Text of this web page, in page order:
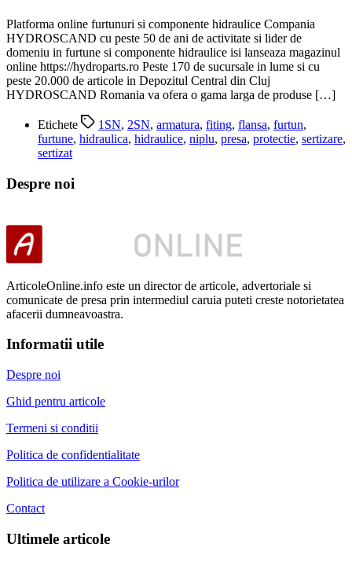
Platforma online furtunuri si componente hidraulice Compania
HYDROSCAND cu peste 50 de ani de activitate si lider de
domeniu in furtune si componente hidraulice isi lanseaza magazinul
online https://hydroparts.ro Peste 170 de sucursale in lume si cu
peste 20.000 de articole in Depozitul Central din Cluj
HYDROSCAND Romania va ofera o gama larga de produse […]
Etichete 1SN, 2SN, armatura, fiting, flansa, furtun,
furtune, hidraulica, hidraulice, niplu, presa, protectie, sertizare,
sertizat
Despre noi
ArticoleOnline.info este un director de articole, advertoriale si
comunicate de presa prin intermediul caruia puteti creste notorietatea
afacerii dumneavoastra.
Informatii utile
Despre noi
Ghid pentru articole
Termeni si conditii
Politica de confidentialitate
Politica de utilizare a Cookie-urilor
Contact
Ultimele articole